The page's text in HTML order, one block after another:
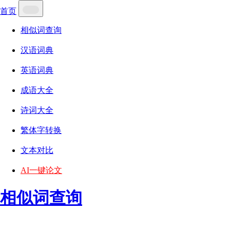
首页
相似词查询
汉语词典
英语词典
成语大全
诗词大全
繁体字转换
文本对比
AI一键论文
相似词查询